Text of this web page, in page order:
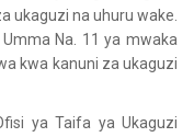
ukaguzi na uhuru wake.
Na. 11 ya mwaka
kwa kanuni za ukaguzi
ya Taifa ya Ukaguzi